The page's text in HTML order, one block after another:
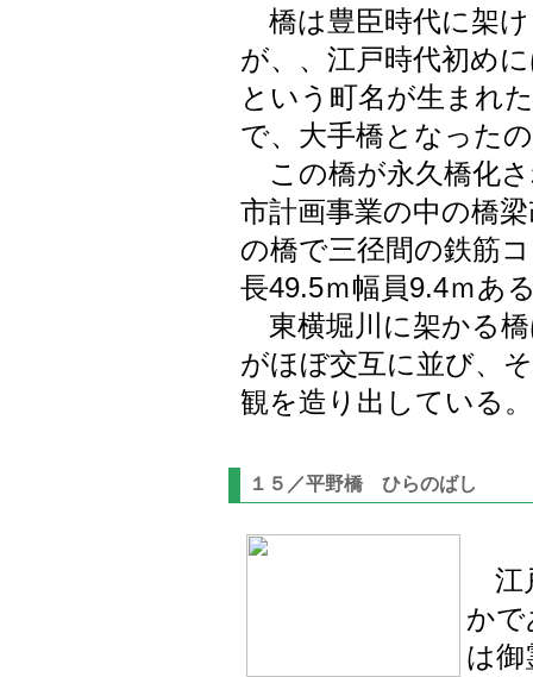
橋は豊臣時代に架
が、、江戸時代初め
という町名が生まれ
で、大手橋となった
この橋が永久橋化
市計画事業の中の橋
の橋で三径間の鉄筋
長49.5ｍ幅員9.4ｍあ
東横堀川に架かる
がほぼ交互に並び、
観を造り出している
１５／平野橋 ひらのばし
江
かで
は御